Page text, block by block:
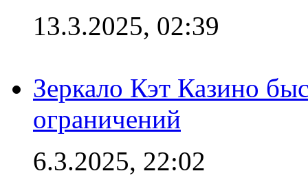
13.3.2025, 02:39
Зеркало Кэт Казино
ограничений
6.3.2025, 22:02